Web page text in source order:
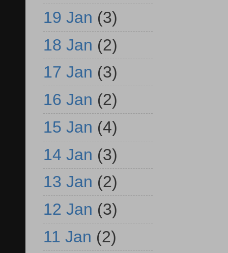
19 Jan (3)
18 Jan (2)
17 Jan (3)
16 Jan (2)
15 Jan (4)
14 Jan (3)
13 Jan (2)
12 Jan (3)
11 Jan (2)